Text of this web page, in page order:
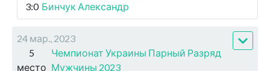
3:0 Бинчук Александр
24 мар., 2023
5
место
Чемпионат Украины Парный Разряд
Мужчины 2023